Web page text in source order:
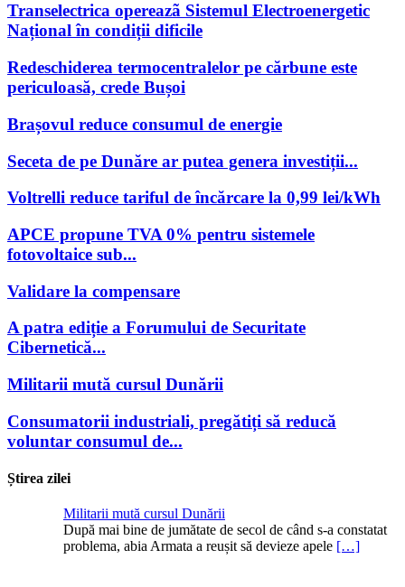
Transelectrica opereazã Sistemul Electroenergetic
Național în condiții dificile
Redeschiderea termocentralelor pe cărbune este
periculoasă, crede Bușoi
Brașovul reduce consumul de energie
Seceta de pe Dunăre ar putea genera investiții...
Voltrelli reduce tariful de încărcare la 0,99 lei/kWh
APCE propune TVA 0% pentru sistemele
fotovoltaice sub...
Validare la compensare
A patra ediție a Forumului de Securitate
Cibernetică...
Militarii mută cursul Dunării
Consumatorii industriali, pregătiți să reducă
voluntar consumul de...
Știrea zilei
Militarii mută cursul Dunării
După mai bine de jumătate de secol de când s-a constatat
problema, abia Armata a reușit să devieze apele […]